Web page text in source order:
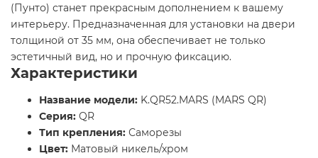
(Пунто) станет прекрасным дополнением к вашему
интерьеру. Предназначенная для установки на двери
толщиной от 35 мм, она обеспечивает не только
эстетичный вид, но и прочную фиксацию.
Характеристики
Название модели: K.QR52.MARS (MARS QR)
Серия: QR
Тип крепления: Саморезы
Цвет: Матовый никель/хром